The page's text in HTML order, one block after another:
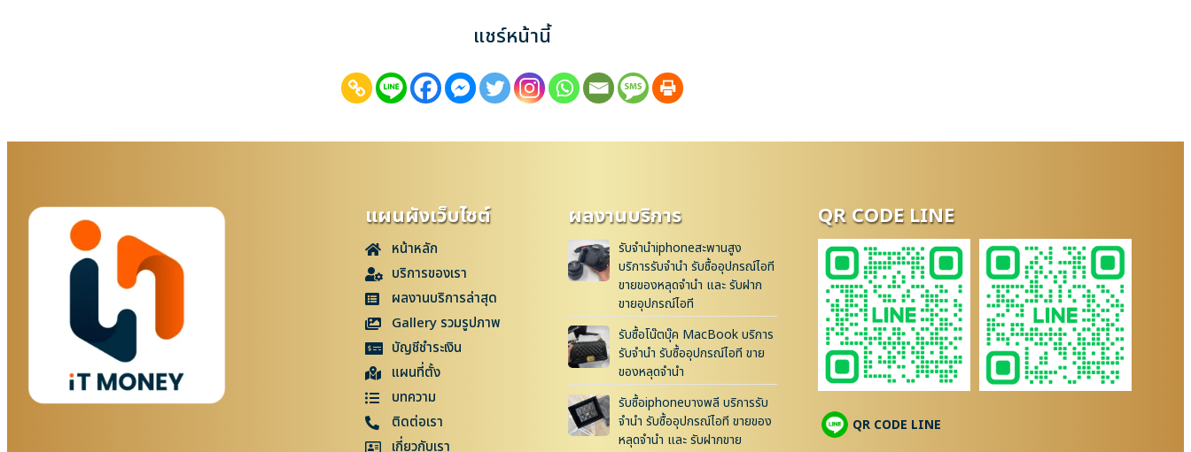
แชร์หน้านี้
แผนผังเว็บไซต์
หน้าหลัก
บริการของเรา
ผลงานบริการล่าสุด
Gallery รวมรูปภาพ
บัญชีชำระเงิน
แผนที่ตั้ง
บทความ
ติดต่อเรา
เกี่ยวกับเรา
ผลงานบริการ
รับจำนำiphoneสะพานสูง
บริการรับจำนำ รับซื้ออุปกรณ์ไอที
ขายของหลุดจำนำ และ รับฝาก
ขายอุปกรณ์ไอที
รับซื้อโน๊ตบุ๊ค MacBook บริการ
รับจำนำ รับซื้ออุปกรณ์ไอที ขาย
ของหลุดจำนำ
รับซื้อiphoneบางพลี บริการรับ
จำนำ รับซื้ออุปกรณ์ไอที ขายของ
หลุดจำนำ และ รับฝากขาย
QR CODE LINE
QR CODE LINE